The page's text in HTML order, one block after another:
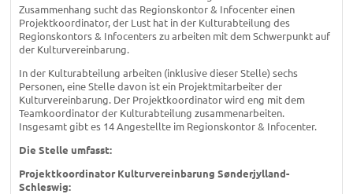
Zusammenhang sucht das Regionskontor & Infocenter einen
Projektkoordinator, der Lust hat in der Kulturabteilung des
Regionskontors & Infocenters zu arbeiten mit dem Schwerpunkt auf
der Kulturvereinbarung.
In der Kulturabteilung arbeiten (inklusive dieser Stelle) sechs
Personen, eine Stelle davon ist ein Projektmitarbeiter der
Kulturvereinbarung. Der Projektkoordinator wird eng mit dem
Teamkoordinator der Kulturabteilung zusammenarbeiten.
Insgesamt gibt es 14 Angestellte im Regionskontor & Infocenter.
Die Stelle umfasst:
Projektkoordinator Kulturvereinbarung Sønderjylland-
Schleswig: